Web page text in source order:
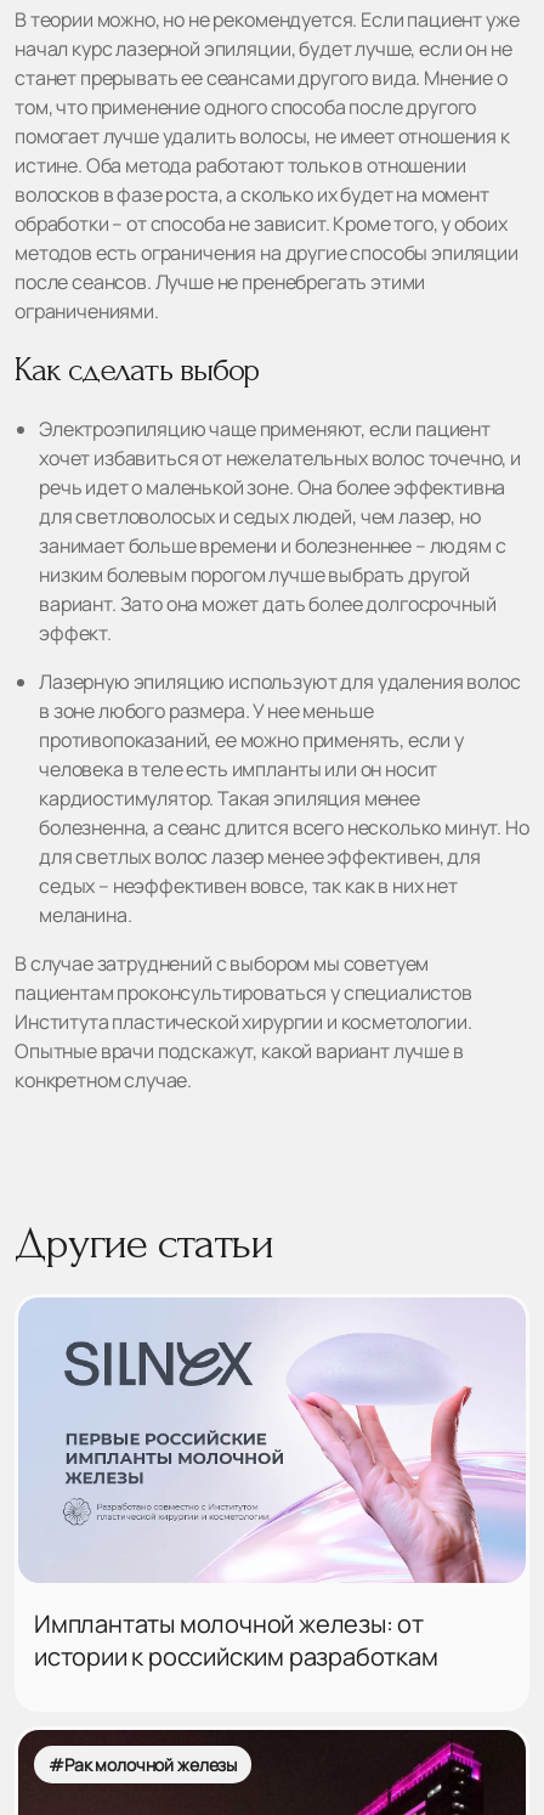
В теории можно, но не рекомендуется. Если пациент уже
начал курс лазерной эпиляции, будет лучше, если он не
станет прерывать ее сеансами другого вида. Мнение о
том, что применение одного способа после другого
помогает лучше удалить волосы, не имеет отношения к
истине. Оба метода работают только в отношении
волосков в фазе роста, а сколько их будет на момент
обработки – от способа не зависит. Кроме того, у обоих
методов есть ограничения на другие способы эпиляции
после сеансов. Лучше не пренебрегать этими
ограничениями.
Как сделать выбор
Электроэпиляцию чаще применяют, если пациент
хочет избавиться от нежелательных волос точечно, и
речь идет о маленькой зоне. Она более эффективна
для светловолосых и седых людей, чем лазер, но
занимает больше времени и болезненнее – людям с
низким болевым порогом лучше выбрать другой
вариант. Зато она может дать более долгосрочный
эффект.
Лазерную эпиляцию используют для удаления волос
в зоне любого размера. У нее меньше
противопоказаний, ее можно применять, если у
человека в теле есть импланты или он носит
кардиостимулятор. Такая эпиляция менее
болезненна, а сеанс длится всего несколько минут. Но
для светлых волос лазер менее эффективен, для
седых – неэффективен вовсе, так как в них нет
меланина.
В случае затруднений с выбором мы советуем
пациентам проконсультироваться у специалистов
Института пластической хирургии и косметологии.
Опытные врачи подскажут, какой вариант лучше в
конкретном случае.
Другие статьи
Имплантаты молочной железы: от
истории к российским разработкам
#Рак молочной железы